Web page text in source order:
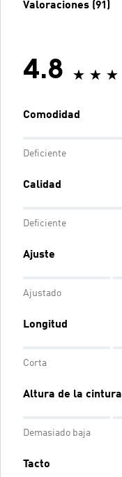
Valoraciones (91)
4.8
Comodidad
Deficiente
Calidad
Deficiente
Ajuste
Ajustado
Longitud
Corta
Altura de la cintura
Demasiado baja
Tacto